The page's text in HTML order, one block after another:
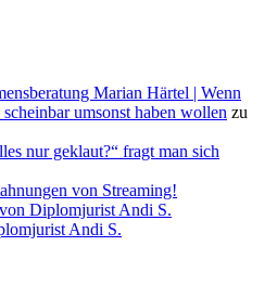
Marian Härtel | Wenn
umsonst haben wollen zu
nur geklaut?“ fragt man sich
von Streaming!
Diplomjurist Andi S.
Andi S.